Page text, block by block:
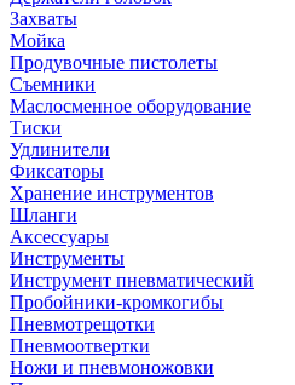
Захваты
Мойка
Продувочные пистолеты
Съемники
Маслосменное оборудование
Тиски
Удлинители
Фиксаторы
Хранение инструментов
Шланги
Аксессуары
Инструменты
Инструмент пневматический
Пробойники-кромкогибы
Пневмотрещотки
Пневмоотвертки
Ножи и пневмоножовки